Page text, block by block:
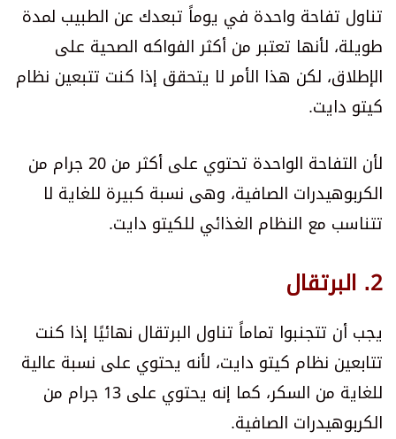
تناول تفاحة واحدة في يوماً تبعدك عن الطبيب لمدة
طويلة، لأنها تعتبر من أكثر الفواكه الصحية على
الإطلاق، لكن هذا الأمر لا يتحقق إذا كنت تتبعين نظام
كيتو دايت.
لأن التفاحة الواحدة تحتوي على أكثر من 20 جرام من
الكربوهيدرات الصافية، وهى نسبة كبيرة للغاية لا
تتناسب مع النظام الغذائي للكيتو دايت.
2. البرتقال
يجب أن تتجنبوا تماماً تناول البرتقال نهائيًا إذا كنت
تتابعين نظام كيتو دايت، لأنه يحتوي على نسبة عالية
للغاية من السكر، كما إنه يحتوي على 13 جرام من
الكربوهيدرات الصافية.